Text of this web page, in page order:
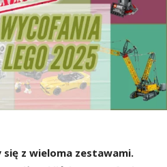
z wieloma zestawami.